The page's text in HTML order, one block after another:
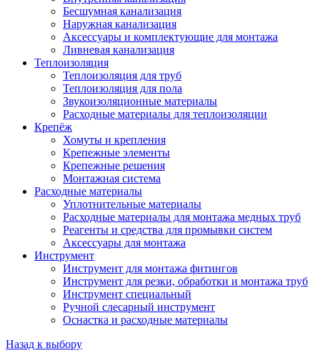
Бесшумная канализация
Наружная канализация
Аксессуары и комплектующие для монтажа
Ливневая канализация
Теплоизоляция
Теплоизоляция для труб
Теплоизоляция для пола
Звукоизоляционные материалы
Расходные материалы для теплоизоляции
Крепёж
Хомуты и крепления
Крепежные элементы
Крепежные решения
Монтажная система
Расходные материалы
Уплотнительные материалы
Расходные материалы для монтажа медных труб
Реагенты и средства для промывки систем
Аксессуары для монтажа
Инструмент
Инструмент для монтажа фитингов
Инструмент для резки, обработки и монтажа труб
Инструмент специальный
Ручной слесарный инструмент
Оснастка и расходные материалы
Назад к выбору